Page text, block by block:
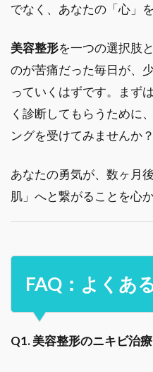
でなく、あなたの「心」
美容整形を一つの選択肢
のが苦痛だった毎日が、
っていくはずです。まず
く診断してもらうために
ングを受けてみませんか？
あなたの勇気が、数ヶ月
肌」へと繋がることを心
FAQ：よくあ
Q1. 美容整形のニキビ治